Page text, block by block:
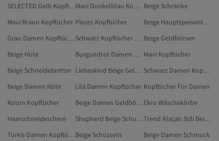
SELECTED Gelb Kopftücher
Mavi Dunkelblau Kopftücher Beige Schränke
Mavi Braun Kopftücher Pieces Kopftücher
Beige Hauptspeisenteller
Grau Damen Kopftücher
Schwarz Kopftücher Für Damen Beige Geldbörsen
Beige Hüte
Burgundrot Damen Kopftücher Mavi Kopftücher
Beige Schneidebretter
Liebeskind Beige Geldbörsen
Schwarz Damen Kopftücher Für Damen
Beige Damen Hüte
Lila Damen Kopftücher Kopftücher Für Damen
Koton Kopftücher
Beige Damen Geldbörsen Ekru Wäschekörbe
Haarschneideschere
Shepherd Beige Schuhe
Trend Alaçatı Stili Beige Kopftücher
Türkis Damen KopftücherBeige Schüsseln
Beige Damen Schmuck